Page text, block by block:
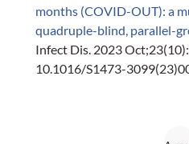
months (COVID-OUT): a
quadruple-blind, parallel-
Infect Dis. 2023
10.1016/S1473-